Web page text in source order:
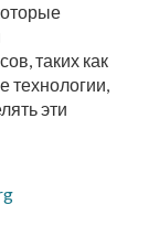
таких как
технологии,
эти